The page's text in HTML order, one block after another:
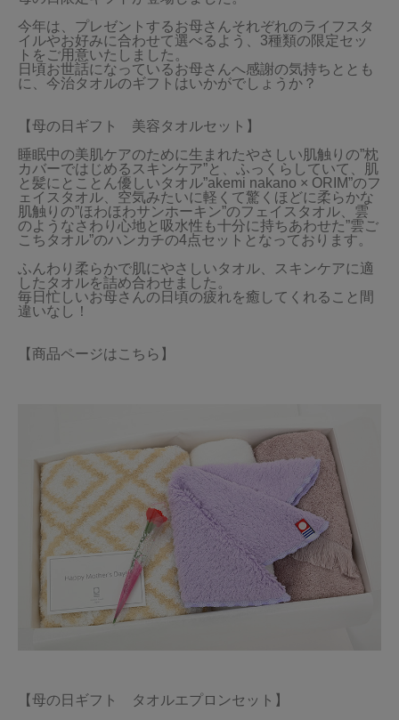
今年は、プレゼントするお母さんそれぞれのライフスタ
イルやお好みに合わせて選べるよう、3種類の限定セッ
トをご用意いたしました。
日頃お世話になっているお母さんへ感謝の気持ちととも
に、今治タオルのギフトはいかがでしょうか？
【母の日ギフト　美容タオルセット】
睡眠中の美肌ケアのために生まれたやさしい肌触りの”枕
カバーではじめるスキンケア”と、ふっくらしていて、肌
と髪にとことん優しいタオル”akemi nakano × ORIM”のフ
ェイスタオル、空気みたいに軽くて驚くほどに柔らかな
肌触りの”ほわほわサンホーキン”のフェイスタオル、雲
のようなさわり心地と吸水性も十分に持ちあわせた”雲ご
こちタオル”のハンカチの4点セットとなっております。
ふんわり柔らかで肌にやさしいタオル、スキンケアに適
したタオルを詰め合わせました。
毎日忙しいお母さんの日頃の疲れを癒してくれること間
違いなし！
【商品ページはこちら】
【母の日ギフト　タオルエプロンセット】